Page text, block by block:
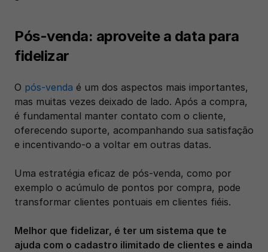
Pós-venda: aproveite a data para
fidelizar
O pós-venda é um dos aspectos mais importantes,
mas muitas vezes deixado de lado. Após a compra,
é fundamental manter contato com o cliente,
oferecendo suporte, acompanhando sua satisfação
e incentivando-o a voltar em outras datas.
Uma estratégia eficaz de pós-venda, como por
exemplo o acúmulo de pontos por compra, pode
transformar clientes pontuais em clientes fiéis.
Melhor que fidelizar, é ter um sistema que te
ajuda com o cadastro ilimitado de clientes e ainda